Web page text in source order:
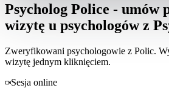
Psycholog Police - umów
wizytę u psychologów z
Zweryfikowani psychologowie z Polic.
wizytę jednym kliknięciem.
Sesja online